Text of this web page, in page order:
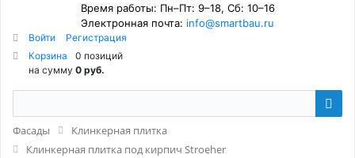
Время работы: Пн–Пт: 9–18, Сб: 10–16
Электронная почта: info@smartbau.ru
Войти
Регистрация
Корзина
0 позиций
на сумму 0 руб.
Фасады
Клинкерная плитка
Клинкерная плитка под кирпич Stroeher